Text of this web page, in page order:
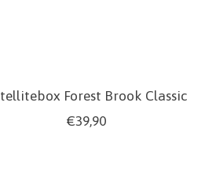
Forest Brook Classic
€39,90